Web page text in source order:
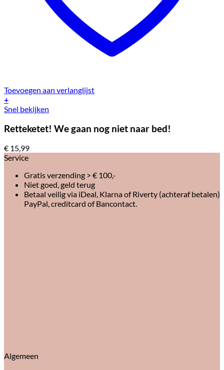
Toevoegen aan verlanglijst
+
Snel bekijken
Retteketet! We gaan nog niet naar bed!
€ 15,99
Service
Gratis verzending > € 100,-
Niet goed, geld terug
Betaal veilig via iDeal, Klarna of Riverty (achteraf betalen)
PayPal, creditcard of Bancontact.
Algemeen